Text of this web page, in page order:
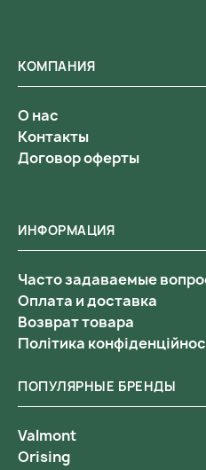
ИНФОРМАЦИЯ
Часто задаваемые
Оплата и доставка
Возврат товара
Політика
КОМПАНИЯ
О нас
Контакты
Договор оферты
ПОПУЛЯРНЫЕ БРЕНДЫ
Valmont
Orising